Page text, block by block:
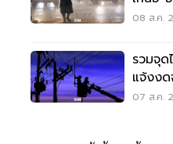
เมตร
08 ส.ค.
รวมจุ
แจ้งง
สมุทร
07 ส.ค.